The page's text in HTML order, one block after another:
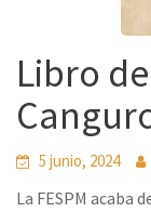
Libro
5 junio, 2024
La FESPM acaba